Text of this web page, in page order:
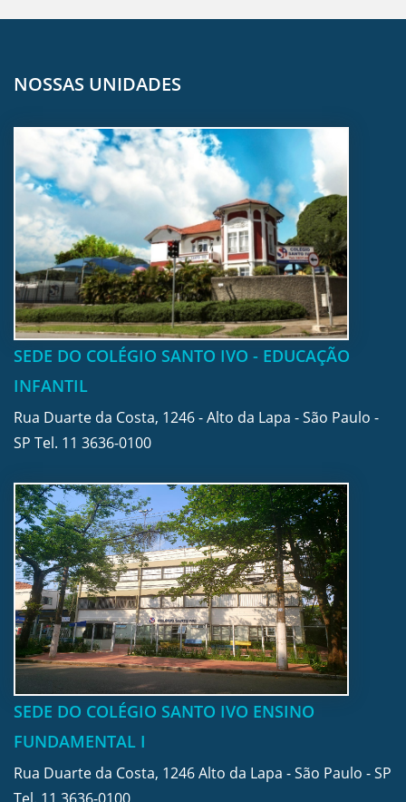
NOSSAS UNIDADES
SEDE DO COLÉGIO SANTO IVO - EDUCAÇÃO
INFANTIL
Rua Duarte da Costa, 1246 - Alto da Lapa - São Paulo -
SP Tel. 11 3636-0100
SEDE DO COLÉGIO SANTO IVO ENSINO
FUNDAMENTAL I
Rua Duarte da Costa, 1246 Alto da Lapa - São Paulo - SP